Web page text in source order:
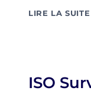
LIRE LA SUITE
ISO